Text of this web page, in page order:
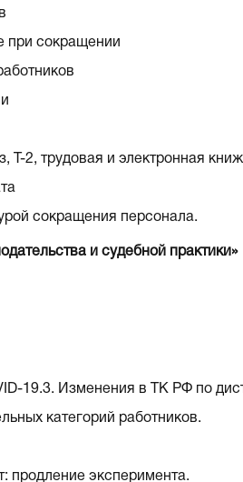
при сокращении
Т-2, трудовая и электронная
сокращения персонала.
и судебной практики»
19.3. Изменения в ТК РФ по
категорий работников.
продление эксперимента.